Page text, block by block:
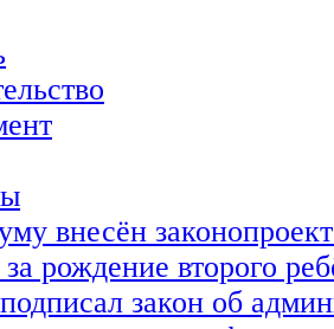
внесён
рождение второго
закон об